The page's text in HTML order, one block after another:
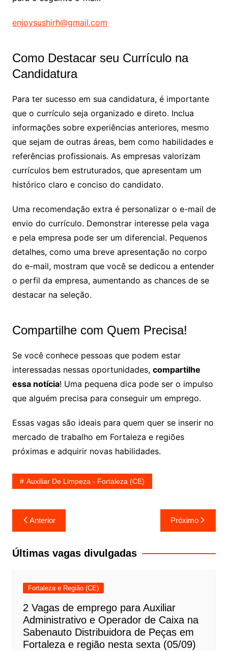
enjoysushirh@gmail.com
Como Destacar seu Currículo na
Candidatura
Para ter sucesso em sua candidatura, é importante
que o currículo seja organizado e direto. Inclua
informações sobre experiências anteriores, mesmo
que sejam de outras áreas, bem como habilidades e
referências profissionais. As empresas valorizam
currículos bem estruturados, que apresentam um
histórico claro e conciso do candidato.
Uma recomendação extra é personalizar o e-mail de
envio do currículo. Demonstrar interesse pela vaga
e pela empresa pode ser um diferencial. Pequenos
detalhes, como uma breve apresentação no corpo
do e-mail, mostram que você se dedicou a entender
o perfil da empresa, aumentando as chances de se
destacar na seleção.
Compartilhe com Quem Precisa!
Se você conhece pessoas que podem estar
interessadas nessas oportunidades, compartilhe
essa notícia! Uma pequena dica pode ser o impulso
que alguém precisa para conseguir um emprego.
Essas vagas são ideais para quem quer se inserir no
mercado de trabalho em Fortaleza e regiões
próximas e adquirir novas habilidades.
Auxiliar De Limpeza - Fortaleza (CE)
Navegação
de
Post
Anterior Próximo
Últimas vagas divulgadas
Fortaleza e Região (CE)
2 Vagas de emprego para Auxiliar
Administrativo e Operador de Caixa na
Sabenauto Distribuidora de Peças em
Fortaleza e região nesta sexta (05/09)